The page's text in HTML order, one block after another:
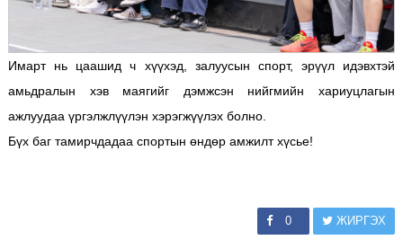
Имарт нь цаашид ч хүүхэд, залуусын спорт, эрүүл идэвхтэй
амьдралын хэв маягийг дэмжсэн нийгмийн хариуцлагын
ажлуудаа үргэлжлүүлэн хэрэгжүүлэх болно.
Бүх баг тамирчдадаа спортын өндөр амжилт хүсье!
0 ЖИРГЭХ